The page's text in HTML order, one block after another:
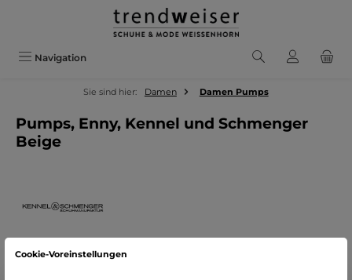
Zum Hauptinhalt springen
Navigation
Sie sind hier: Damen Damen Pumps
Pumps, Enny, Kennel und Schmenger
Beige
Cookie-Voreinstellungen